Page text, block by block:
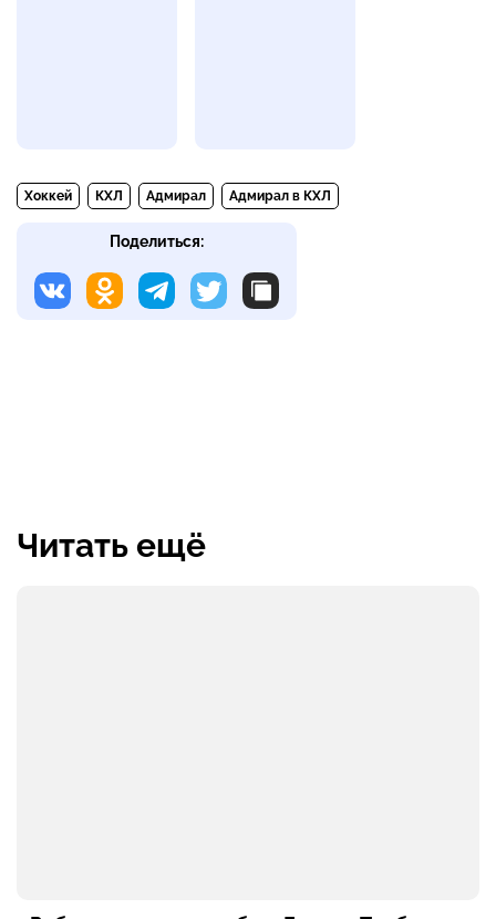
Хоккей КХЛ Адмирал Адмирал в КХЛ
Поделиться:
Читать ещё